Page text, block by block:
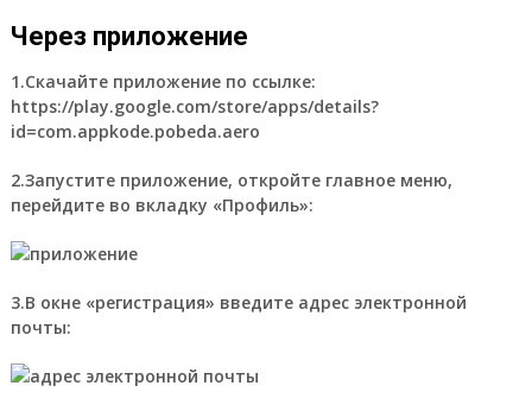
Через приложение
1.Скачайте приложение по ссылке:
https://play.google.com/store/apps/details?
id=com.appkode.pobeda.aero
2.Запустите приложение, откройте главное меню,
перейдите во вкладку «Профиль»:
3.В окне «регистрация» введите адрес электронной
почты: